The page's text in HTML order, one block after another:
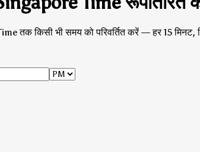
तक किसी भी समय को परिवर्तित करें — हर 15